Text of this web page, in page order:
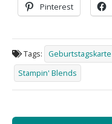
Pinterest
Tags: Geburtstagskarte
Stampin' Blends
Post